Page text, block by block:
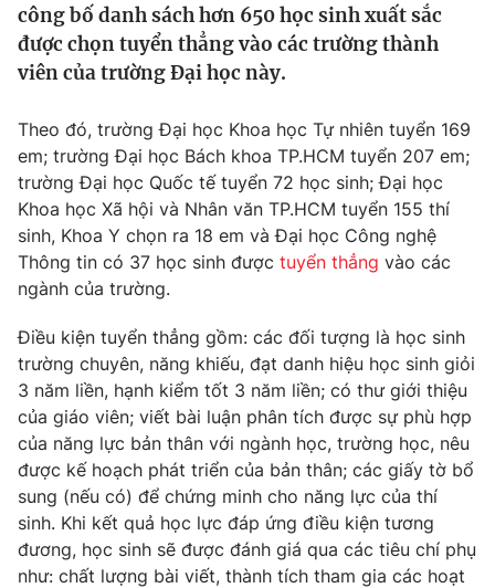
Thế giới
Tin tức
Câu chuyện quốc tế
Tài chính
Thị trường
Góc doanh nghiệp
Dữ liệu và đời sống
Truyền hình
Phim VTV
Nhân vật
Khán giả
Giải sao mai
Giải trí
Điện ảnh
Âm nhạc
Sao
Đời sống
Du lịch
Làm đẹp
Chất lượng cuộc sống
Giáo dục
Tuyển sinh
Học trực tuyến
Công nghệ
Hitech Công nghệ tương lai
Sản phẩm
Giao lưu trực tuyến
công bố danh sách hơn 650 học sinh xuất sắc
được chọn tuyển thẳng vào các trường thành
viên của trường Đại học này.
Theo đó, trường Đại học Khoa học Tự nhiên tuyển 169
em; trường Đại học Bách khoa TP.HCM tuyển 207 em;
trường Đại học Quốc tế tuyển 72 học sinh; Đại học
Khoa học Xã hội và Nhân văn TP.HCM tuyển 155 thí
sinh, Khoa Y chọn ra 18 em và Đại học Công nghệ
Thông tin có 37 học sinh được tuyển thẳng vào các
ngành của trường.
Điều kiện tuyển thẳng gồm: các đối tượng là học sinh
trường chuyên, năng khiếu, đạt danh hiệu học sinh giỏi
3 năm liền, hạnh kiểm tốt 3 năm liền; có thư giới thiệu
của giáo viên; viết bài luận phân tích được sự phù hợp
của năng lực bản thân với ngành học, trường học, nêu
được kế hoạch phát triển của bản thân; các giấy tờ bổ
sung (nếu có) để chứng minh cho năng lực của thí
sinh. Khi kết quả học lực đáp ứng điều kiện tương
đương, học sinh sẽ được đánh giá qua các tiêu chí phụ
như: chất lượng bài viết, thành tích tham gia các hoạt